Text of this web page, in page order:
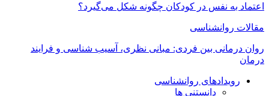
اعتماد به‌ نفس در کودکان چگونه شکل می‌گیرد؟
مقالات روانشناسی
روان درمانی بین فردی: مبانی نظری، آسیب شناسی و فرایند
درمان
رویدادهای روانشناسی
دانستنی ها